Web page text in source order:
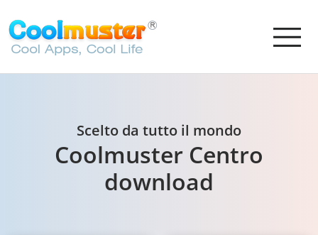
Scelto da tutto il mondo
Coolmuster Centro
download